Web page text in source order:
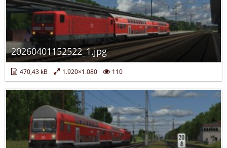
20260401152522_1.jpg
470,43 kB 1.920×1.080 110